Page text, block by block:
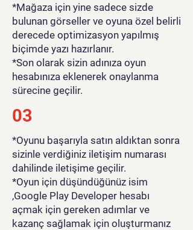
*Mağaza için yine sadece sizde
bulunan görseller ve oyuna özel belirli
derecede optimizasyon yapılmış
biçimde yazı hazırlanır.
*Son olarak sizin adınıza oyun
hesabınıza eklenerek onaylanma
sürecine geçilir.
03
*Oyunu başarıyla satın aldıktan sonra
sizinle verdiğiniz iletişim numarası
dahilinde iletişime geçilir.
*Oyun için düşündüğünüz isim
,Google Play Developer hesabı
açmak için gereken adımlar ve
kazanç sağlamak için oluşturmanız